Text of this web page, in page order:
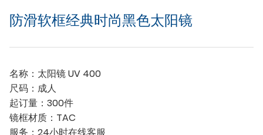
防滑软框经典时尚黑色太阳镜
名称：太阳镜 UV 400
尺码：成人
起订量：300件
镜框材质：TAC